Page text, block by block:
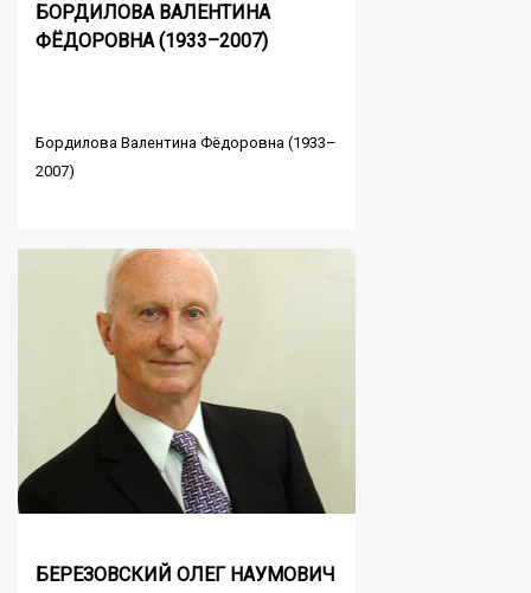
БОРДИЛОВА ВАЛЕНТИНА
ФЁДОРОВНА (1933–2007)
Бордилова Валентина Фёдоровна (1933–
2007)
БЕРЕЗОВСКИЙ ОЛЕГ НАУМОВИЧ